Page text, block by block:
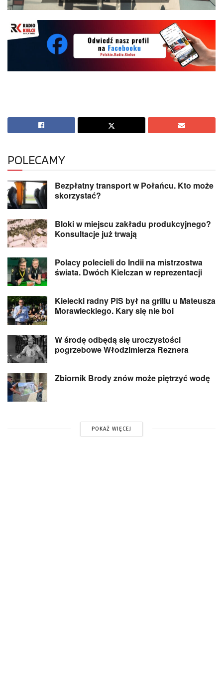
POLECAMY
Bezpłatny transport w Połańcu. Kto może
skorzystać?
Bloki w miejscu zakładu produkcyjnego?
Konsultacje już trwają
Polacy polecieli do Indii na mistrzostwa
świata. Dwóch Kielczan w reprezentacji
Kielecki radny PiS był na grillu u Mateusza
Morawieckiego. Kary się nie boi
W środę odbędą się uroczystości
pogrzebowe Włodzimierza Reznera
Zbiornik Brody znów może piętrzyć wodę
POKAŻ WIĘCEJ